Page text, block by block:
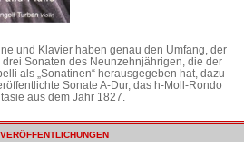
und Klavier haben genau den Umfang, der
Sonaten des Neunzehnjährigen, die der
als „Sonatinen“ herausgegeben hat, dazu
Sonate A-Dur, das h-Moll-Rondo
aus dem Jahr 1827.